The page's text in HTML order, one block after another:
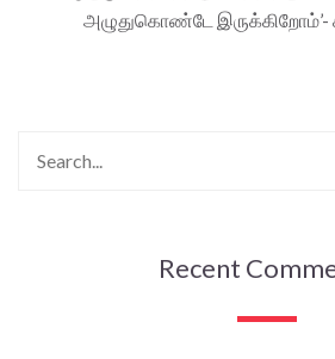
அழுதுகொண்டே இருக்கிறோம்’-
Recent